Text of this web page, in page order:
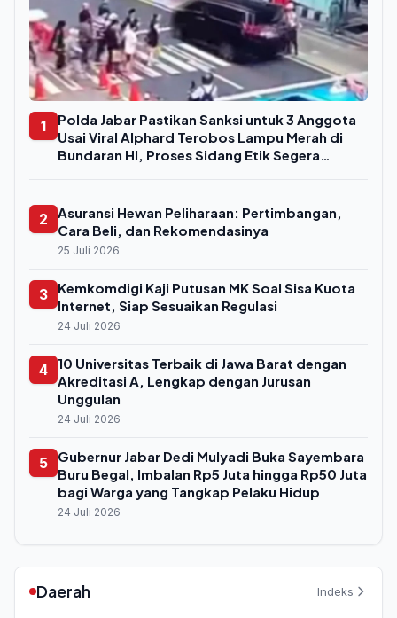
1
Polda Jabar Pastikan Sanksi untuk 3 Anggota
Usai Viral Alphard Terobos Lampu Merah di
Bundaran HI, Proses Sidang Etik Segera
2
Asuransi Hewan Peliharaan: Pertimbangan,
Cara Beli, dan Rekomendasinya
25 Juli 2026
3
Kemkomdigi Kaji Putusan MK Soal Sisa Kuota
Internet, Siap Sesuaikan Regulasi
24 Juli 2026
4
10 Universitas Terbaik di Jawa Barat dengan
Akreditasi A, Lengkap dengan Jurusan
Unggulan
24 Juli 2026
5
Gubernur Jabar Dedi Mulyadi Buka Sayembara
Buru Begal, Imbalan Rp5 Juta hingga Rp50 Juta
bagi Warga yang Tangkap Pelaku Hidup
24 Juli 2026
Daerah Indeks